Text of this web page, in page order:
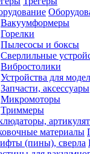
Вакуумформеры
Горелки
Пылесосы и боксы
Сверлильные
Вибростолики
Устройства для
Запчасти, аксессуары
Микромоторы
Триммеры